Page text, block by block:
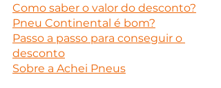
Como saber o valor do desconto?
Pneu Continental é bom?
Passo a passo para conseguir o
desconto
Sobre a Achei Pneus